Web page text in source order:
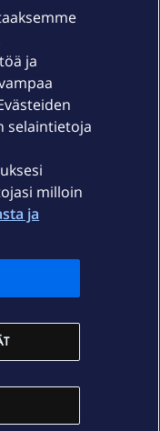
ja
selaintietoja
milloin
ja